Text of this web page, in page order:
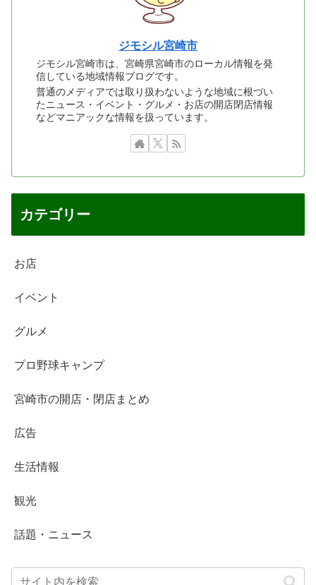
ジモシル宮崎市
ジモシル宮崎市は、宮崎県宮崎市のローカル情報を発
信している地域情報ブログです。
普通のメディアでは取り扱わないような地域に根づい
たニュース・イベント・グルメ・お店の開店閉店情報
などマニアックな情報を扱っています。
カテゴリー
お店
イベント
グルメ
プロ野球キャンプ
宮崎市の開店・閉店まとめ
広告
生活情報
観光
話題・ニュース